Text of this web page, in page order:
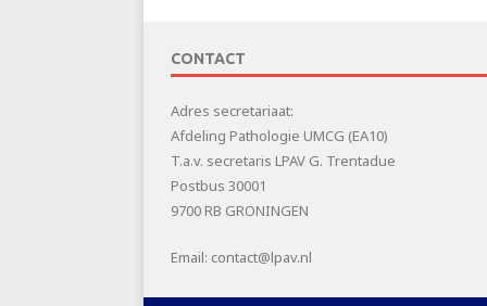
CONTACT
Adres secretariaat:
Afdeling Pathologie UMCG (EA10)
T.a.v. secretaris LPAV G. Trentadue
Postbus 30001
9700 RB GRONINGEN
Email: contact@lpav.nl